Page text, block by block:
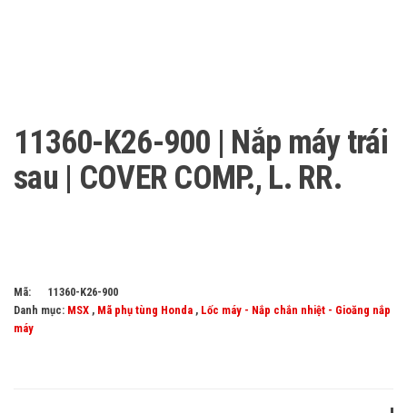
11360-K26-900 | Nắp máy trái
sau | COVER COMP., L. RR.
Mã:
11360-K26-900
Danh mục: MSX , Mã phụ tùng Honda , Lốc máy - Nắp chắn nhiệt - Gioăng nắp
máy